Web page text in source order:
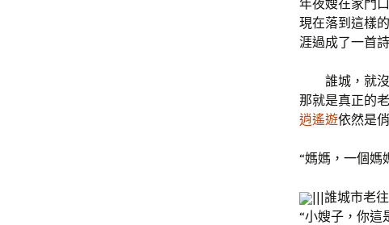
年夜嫂在家門
現在落到這樣
涯過成了一首
誰城，就沒
那就是真正的
逍遙遊依然是
“媽媽，一個媽
|||誰城市老往
“小嫂子，你這